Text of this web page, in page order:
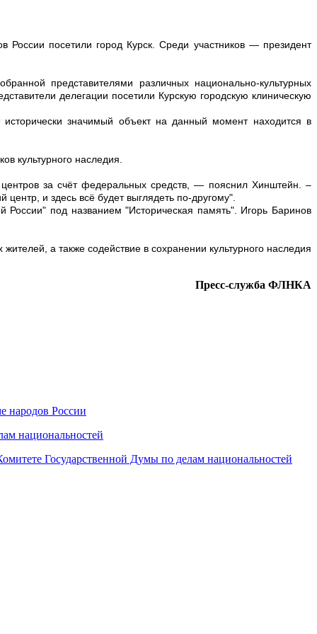
посетили город Курск. Среди участников — президент
представителями различных национально-культурных
делегации посетили Курскую городскую клиническую
значимый объект на данный момент находится в
культурного наследия.
центров за счёт федеральных средств, — пояснил Хинштейн. –
и здесь всё будет выглядеть по-другому".
России" под названием "Историческая память". Игорь Баринов
а также содействие в сохранении культурного наследия
Пресс-служба ФЛНКА
народов России
национальностей
Государственной Думы по делам национальностей